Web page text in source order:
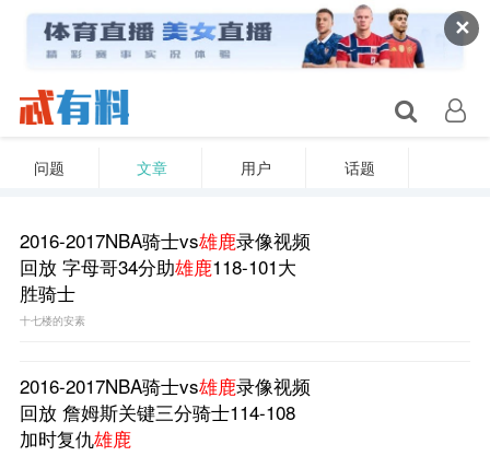
✕
问题 文章 用户 话题
2016-2017NBA骑士vs雄鹿录像视频
回放 字母哥34分助雄鹿118-101大
胜骑士
十七楼的安素
2016-2017NBA骑士vs雄鹿录像视频
回放 詹姆斯关键三分骑士114-108
加时复仇雄鹿